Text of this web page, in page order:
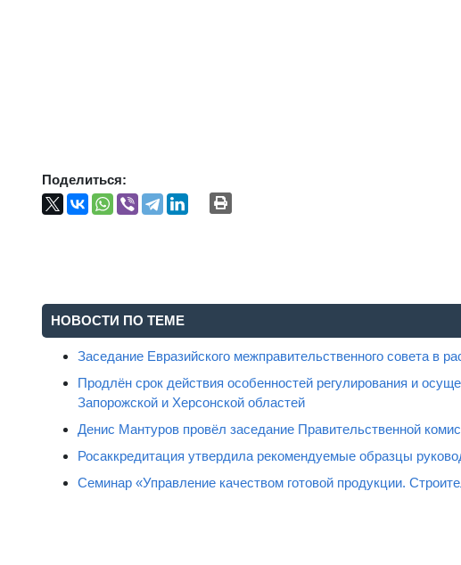
Поделиться:
НОВОСТИ ПО ТЕМЕ
Заседание Евразийского межправительственного совета в
Продлён срок действия особенностей регулирования и
Запорожской и Херсонской областей
Денис Мантуров провёл заседание Правительственной
Росаккредитация утвердила рекомендуемые образцы
Семинар «Управление качеством готовой продукции.